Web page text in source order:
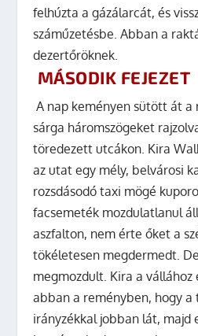
felhúzta a gázálarcát, és
száműzetésbe. Abban a
dezertőröknek.
MÁSODIK FEJEZET
A nap keményen sütött át a
sárga háromszögeket
töredezett utcákon. Kira
az utat egy mély, belvárosi
rozsdásodó taxi mögé
facsemeték mozdulatlanul
aszfalton, nem érte őket a
tökéletesen megdermedt.
megmozdult. Kira a
abban a reményben, hogy a
irányzékkal jobban lát, majd